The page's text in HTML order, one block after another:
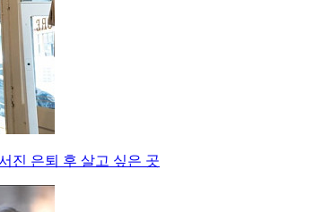
진 은퇴 후 살고 싶은 곳